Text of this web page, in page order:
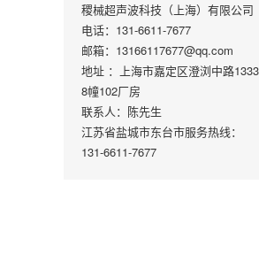
稷械超声波科技（上海）有限公司
电话：131-6611-7677
邮箱：13166117677@qq.com
地址 ：上海市嘉定区澄浏中路
8幢102厂房
联系人：陈先生
江苏省盐城市东台市服务热线：
131-6611-7677